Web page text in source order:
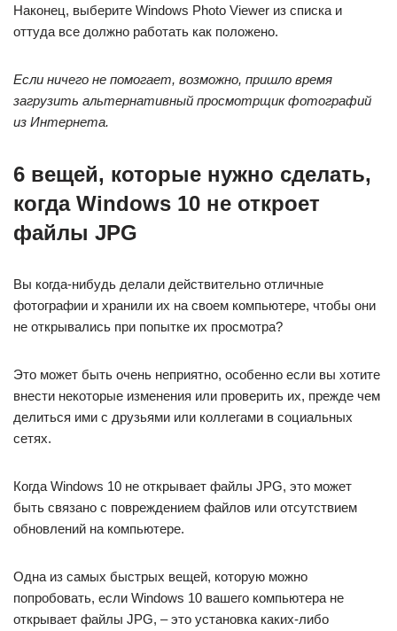
Наконец, выберите Windows Photo Viewer из списка и
оттуда все должно работать как положено.
Если ничего не помогает, возможно, пришло время
загрузить альтернативный просмотрщик фотографий
из Интернета.
6 вещей, которые нужно сделать,
когда Windows 10 не откроет
файлы JPG
Вы когда-нибудь делали действительно отличные
фотографии и хранили их на своем компьютере, чтобы они
не открывались при попытке их просмотра?
Это может быть очень неприятно, особенно если вы хотите
внести некоторые изменения или проверить их, прежде чем
делиться ими с друзьями или коллегами в социальных
сетях.
Когда Windows 10 не открывает файлы JPG, это может
быть связано с повреждением файлов или отсутствием
обновлений на компьютере.
Одна из самых быстрых вещей, которую можно
попробовать, если Windows 10 вашего компьютера не
открывает файлы JPG, – это установка каких-либо